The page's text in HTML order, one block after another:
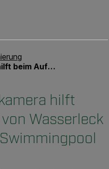
italienischem Swimmingpool
hilft
Wasserleck